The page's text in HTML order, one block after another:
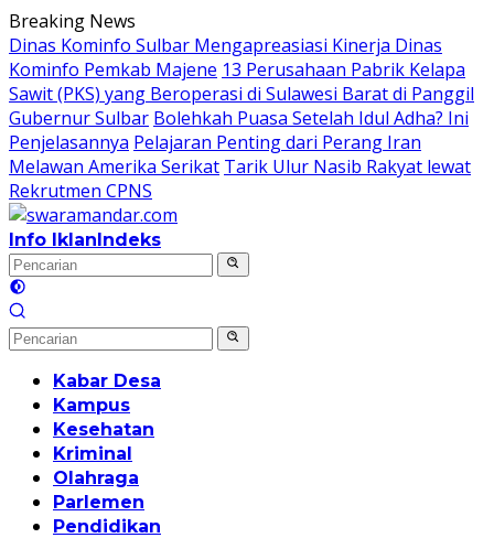
Langsung
ke
konten
Breaking News
Dinas Kominfo Sulbar Mengapreasiasi Kinerja Dinas
Kominfo Pemkab Majene 13 Perusahaan Pabrik Kelapa
Sawit (PKS) yang Beroperasi di Sulawesi Barat di Panggil
Gubernur Sulbar Bolehkah Puasa Setelah Idul Adha? Ini
Penjelasannya Pelajaran Penting dari Perang Iran
Melawan Amerika Serikat Tarik Ulur Nasib Rakyat lewat
Rekrutmen CPNS
Info IklanIndeks
Kabar Desa
Kampus
Kesehatan
Kriminal
Olahraga
Parlemen
Pendidikan